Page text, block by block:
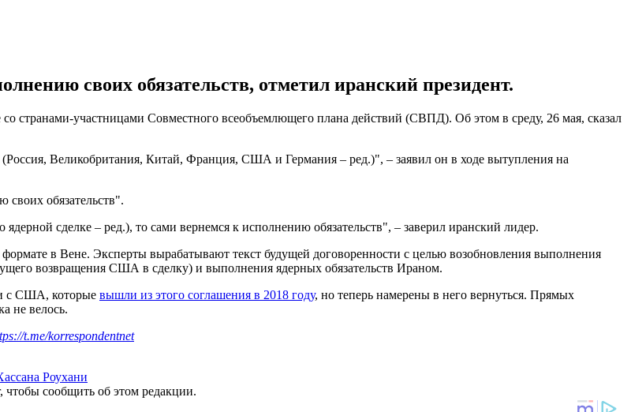
своих обязательств, отметил иранский президент.
странами-участницами Совместного всеобъемлющего плана действий (СВПД). Об этом в среду, 26 мая, сказал
Великобритания, Китай, Франция, США и Германия – ред.)", – заявил он в ходе вытупления на
обязательств".
сделке – ред.), то сами вернемся к исполнению обязательств", – заверил иранский лидер.
в Вене. Эксперты вырабатывают текст будущей договоренности с целью возобновления выполнения
возвращения США в сделку) и выполнения ядерных обязательств Ираном.
с США, которые вышли из этого соглашения в 2018 году, но теперь намерены в него вернуться. Прямых
не велось.
t.me/korrespondentnet
Роухани
сообщить об этом редакции.